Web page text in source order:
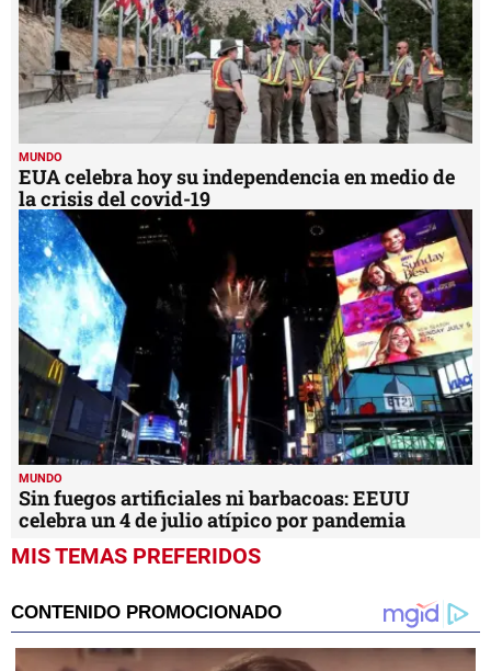
MUNDO
EUA celebra hoy su independencia en medio de
la crisis del covid-19
MUNDO
Sin fuegos artificiales ni barbacoas: EEUU
celebra un 4 de julio atípico por pandemia
MIS TEMAS PREFERIDOS